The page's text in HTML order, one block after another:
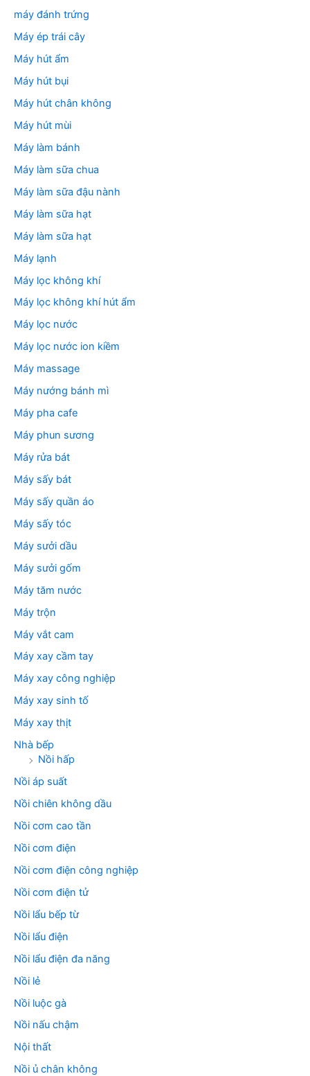
máy đánh trứng
Máy ép trái cây
Máy hút ẩm
Máy hút bụi
Máy hút chân không
Máy hút mùi
Máy làm bánh
Máy làm sữa chua
Máy làm sữa đậu nành
Máy làm sữa hạt
Máy làm sữa hạt
Máy lạnh
Máy lọc không khí
Máy lọc không khí hút ẩm
Máy lọc nước
Máy lọc nước ion kiềm
Máy massage
Máy nướng bánh mì
Máy pha cafe
Máy phun sương
Máy rửa bát
Máy sấy bát
Máy sấy quần áo
Máy sấy tóc
Máy sưởi dầu
Máy sưởi gốm
Máy tăm nước
Máy trộn
Máy vắt cam
Máy xay cầm tay
Máy xay công nghiệp
Máy xay sinh tố
Máy xay thịt
Nhà bếp
Nồi hấp
Nồi áp suất
Nồi chiên không dầu
Nồi cơm cao tần
Nồi cơm điện
Nồi cơm điện công nghiệp
Nồi cơm điện tử
Nồi lẩu bếp từ
Nồi lẩu điện
Nồi lẩu điện đa năng
Nồi lẻ
Nồi luộc gà
Nồi nấu chậm
Nội thất
Nồi ủ chân không